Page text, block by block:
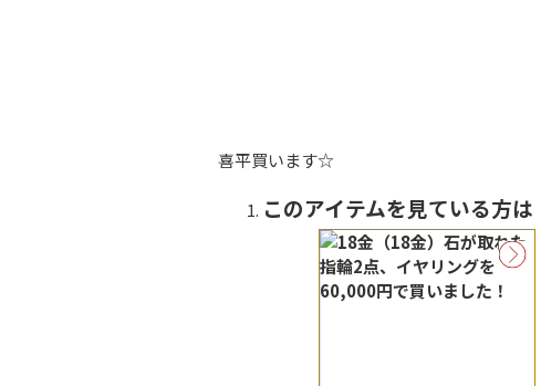
喜平買います☆
このアイテムを見ている方は